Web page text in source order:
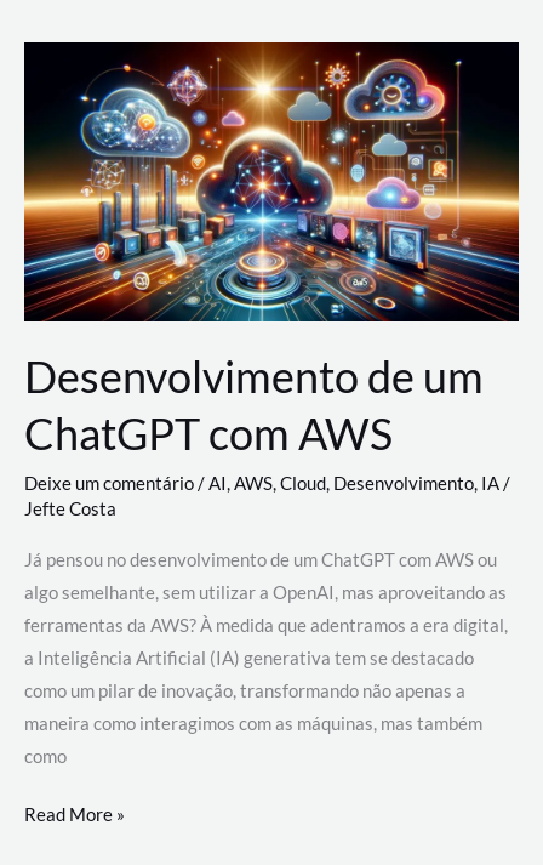
Nuvem:
Google
Cloud,
AWS
e
Azure
Desenvolvimento de um
ChatGPT com AWS
Deixe um comentário/AI,AWS,Cloud, Desenvolvimento, IA/
Jefte Costa
Já pensou no desenvolvimento de um ChatGPT com AWS ou
algo semelhante, sem utilizar a OpenAI, mas aproveitando as
ferramentas da AWS? À medida que adentramos a era digital,
a Inteligência Artificial (IA) generativa tem se destacado
como um pilar de inovação, transformando não apenas a
maneira como interagimos com as máquinas, mas também
como
Desenvolvimento
Read More »